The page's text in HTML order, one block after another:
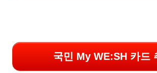
국민 My WE:SH 카드